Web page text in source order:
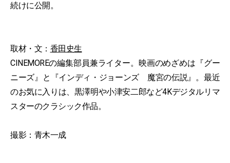
続けに公開。
取材・文： 香田史生
CINEMOREの編集部員兼ライター。映画のめざめは『グー
ニーズ』と『インディ・ジョーンズ 魔宮の伝説』。最近
のお気に入りは、黒澤明や小津安二郎など4Kデジタルリマ
スターのクラシック作品。
撮影：青木一成